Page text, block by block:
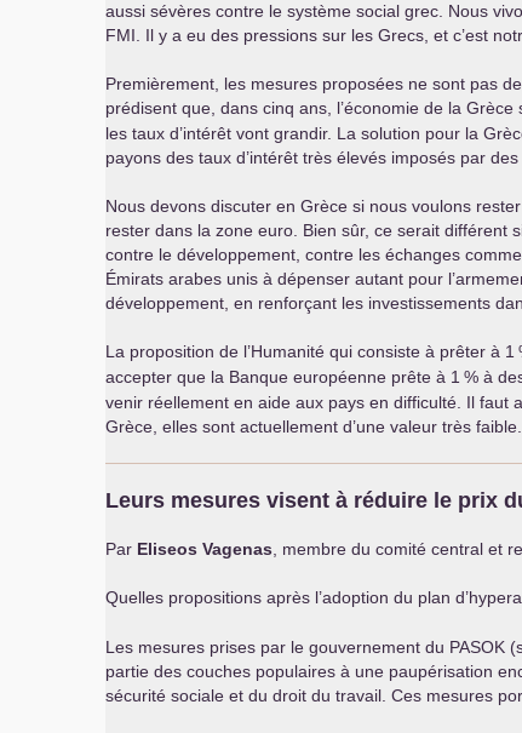
aussi sévères contre le système social grec. Nous
FMI . Il y a eu des pressions sur les Grecs, et c’est
Premièrement, les mesures proposées ne sont pas
prédisent que, dans cinq ans, l’économie de la
les taux d’intérêt vont grandir. La solution pour la
payons des taux d’intérêt très élevés imposés par
Nous devons discuter en Grèce si nous voulons
rester dans la zone euro. Bien sûr, ce serait différent
contre le développement, contre les échanges
Émirats arabes unis à dépenser autant pour
développement, en renforçant les investissements
La proposition de l’Humanité qui consiste à prêter à 1
accepter que la Banque européenne prête à 1 % à
venir réellement en aide aux pays en difficulté. Il faut
Grèce, elles sont actuellement d’une valeur très faible.
Leurs mesures visent à réduire le prix
Par Eliseos Vagenas , membre du comité central et
Quelles propositions après l’adoption du plan
Les mesures prises par le gouvernement du PASOK
partie des couches populaires à une paupérisation
sécurité sociale et du droit du travail. Ces mesures